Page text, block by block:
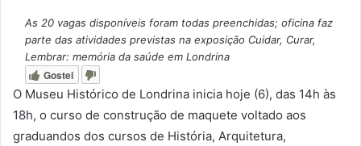
As 20 vagas disponíveis foram todas preenchidas; oficina faz
parte das atividades previstas na exposição Cuidar, Curar,
Lembrar: memória da saúde em Londrina
Gostei
O Museu Histórico de Londrina inicia hoje (6), das 14h às
18h, o curso de construção de maquete voltado aos
graduandos dos cursos de História, Arquitetura,